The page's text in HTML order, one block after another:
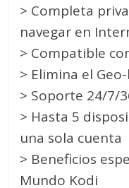
> Completa
navegar en
> Compatible
> Elimina el
> Soporte 24/7/
> Hasta 5
una sola cuenta
> Beneficios
Mundo Kodi